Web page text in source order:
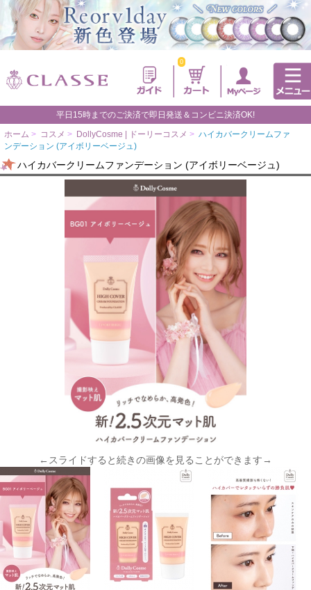
0
平日15時までのご決済で即日発送＆コンビニ決済OK!
ホーム > コスメ > DollyCosme | ドーリーコスメ > ハイカバークリームファ
ンデーション (アイボリーベージュ)
ハイカバークリームファンデーション (アイボリーベージュ)
←スライドすると続きの画像を見ることができます→